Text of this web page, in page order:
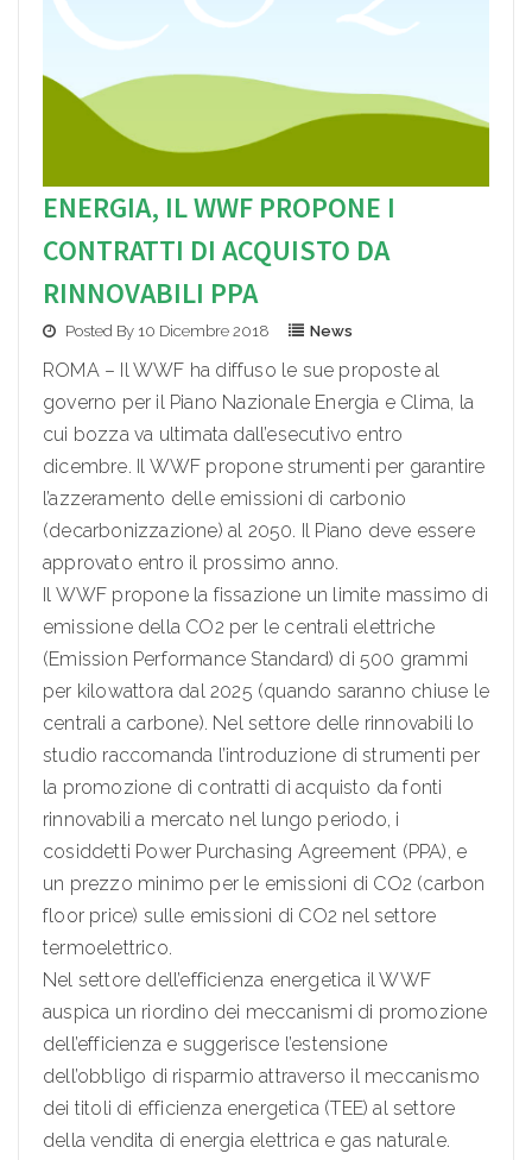
ENERGIA, IL WWF PROPONE I
CONTRATTI DI ACQUISTO DA
RINNOVABILI PPA
Posted By 10 Dicembre 2018 News
ROMA – Il WWF ha diffuso le sue proposte al
governo per il Piano Nazionale Energia e Clima, la
cui bozza va ultimata dall’esecutivo entro
dicembre. Il WWF propone strumenti per garantire
l’azzeramento delle emissioni di carbonio
(decarbonizzazione) al 2050. Il Piano deve essere
approvato entro il prossimo anno.
Il WWF propone la fissazione un limite massimo di
emissione della CO2 per le centrali elettriche
(Emission Performance Standard) di 500 grammi
per kilowattora dal 2025 (quando saranno chiuse le
centrali a carbone). Nel settore delle rinnovabili lo
studio raccomanda l’introduzione di strumenti per
la promozione di contratti di acquisto da fonti
rinnovabili a mercato nel lungo periodo, i
cosiddetti Power Purchasing Agreement (PPA), e
un prezzo minimo per le emissioni di CO2 (carbon
floor price) sulle emissioni di CO2 nel settore
termoelettrico.
Nel settore dell’efficienza energetica il WWF
auspica un riordino dei meccanismi di promozione
dell’efficienza e suggerisce l’estensione
dell’obbligo di risparmio attraverso il meccanismo
dei titoli di efficienza energetica (TEE) al settore
della vendita di energia elettrica e gas naturale.